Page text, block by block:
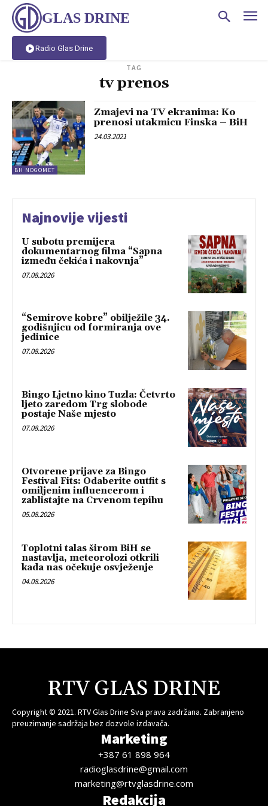
GLAS DRINE
Radio Glas Drine
TAG
tv prenos
BH NOGOMET
Zmajevi na TV ekranima: Ko
prenosi utakmicu Finska – BiH
24.03.2021
Najnovije vijesti
U subotu premijera
dokumentarnog filma “Sapna
između čekića i nakovnja”
07.08.2026
“Semirove kobre” obilježile 34.
godišnjicu od formiranja ove
jedinice
07.08.2026
Bingo Ljetno kino Tuzla: Četvrto
ljeto zaredom Trg slobode
postaje Naše mjesto
07.08.2026
Otvorene prijave za Bingo
Festival Fits: Odaberite outfit s
omiljenim influencerom i
zablistajte na Crvenom tepihu
05.08.2026
Toplotni talas širom BiH se
nastavlja, meteorolozi otkrili
kada nas očekuje osvježenje
04.08.2026
RTV GLAS DRINE
Copyright © 2021. RTV Glas Drine Sva prava zadržana. Zabranjeno
preuzimanje sadržaja bez dozvole izdavača.
Marketing
+387 61 898 964
radioglasdrine@gmail.com
marketing@rtvglasdrine.com
Redakcija